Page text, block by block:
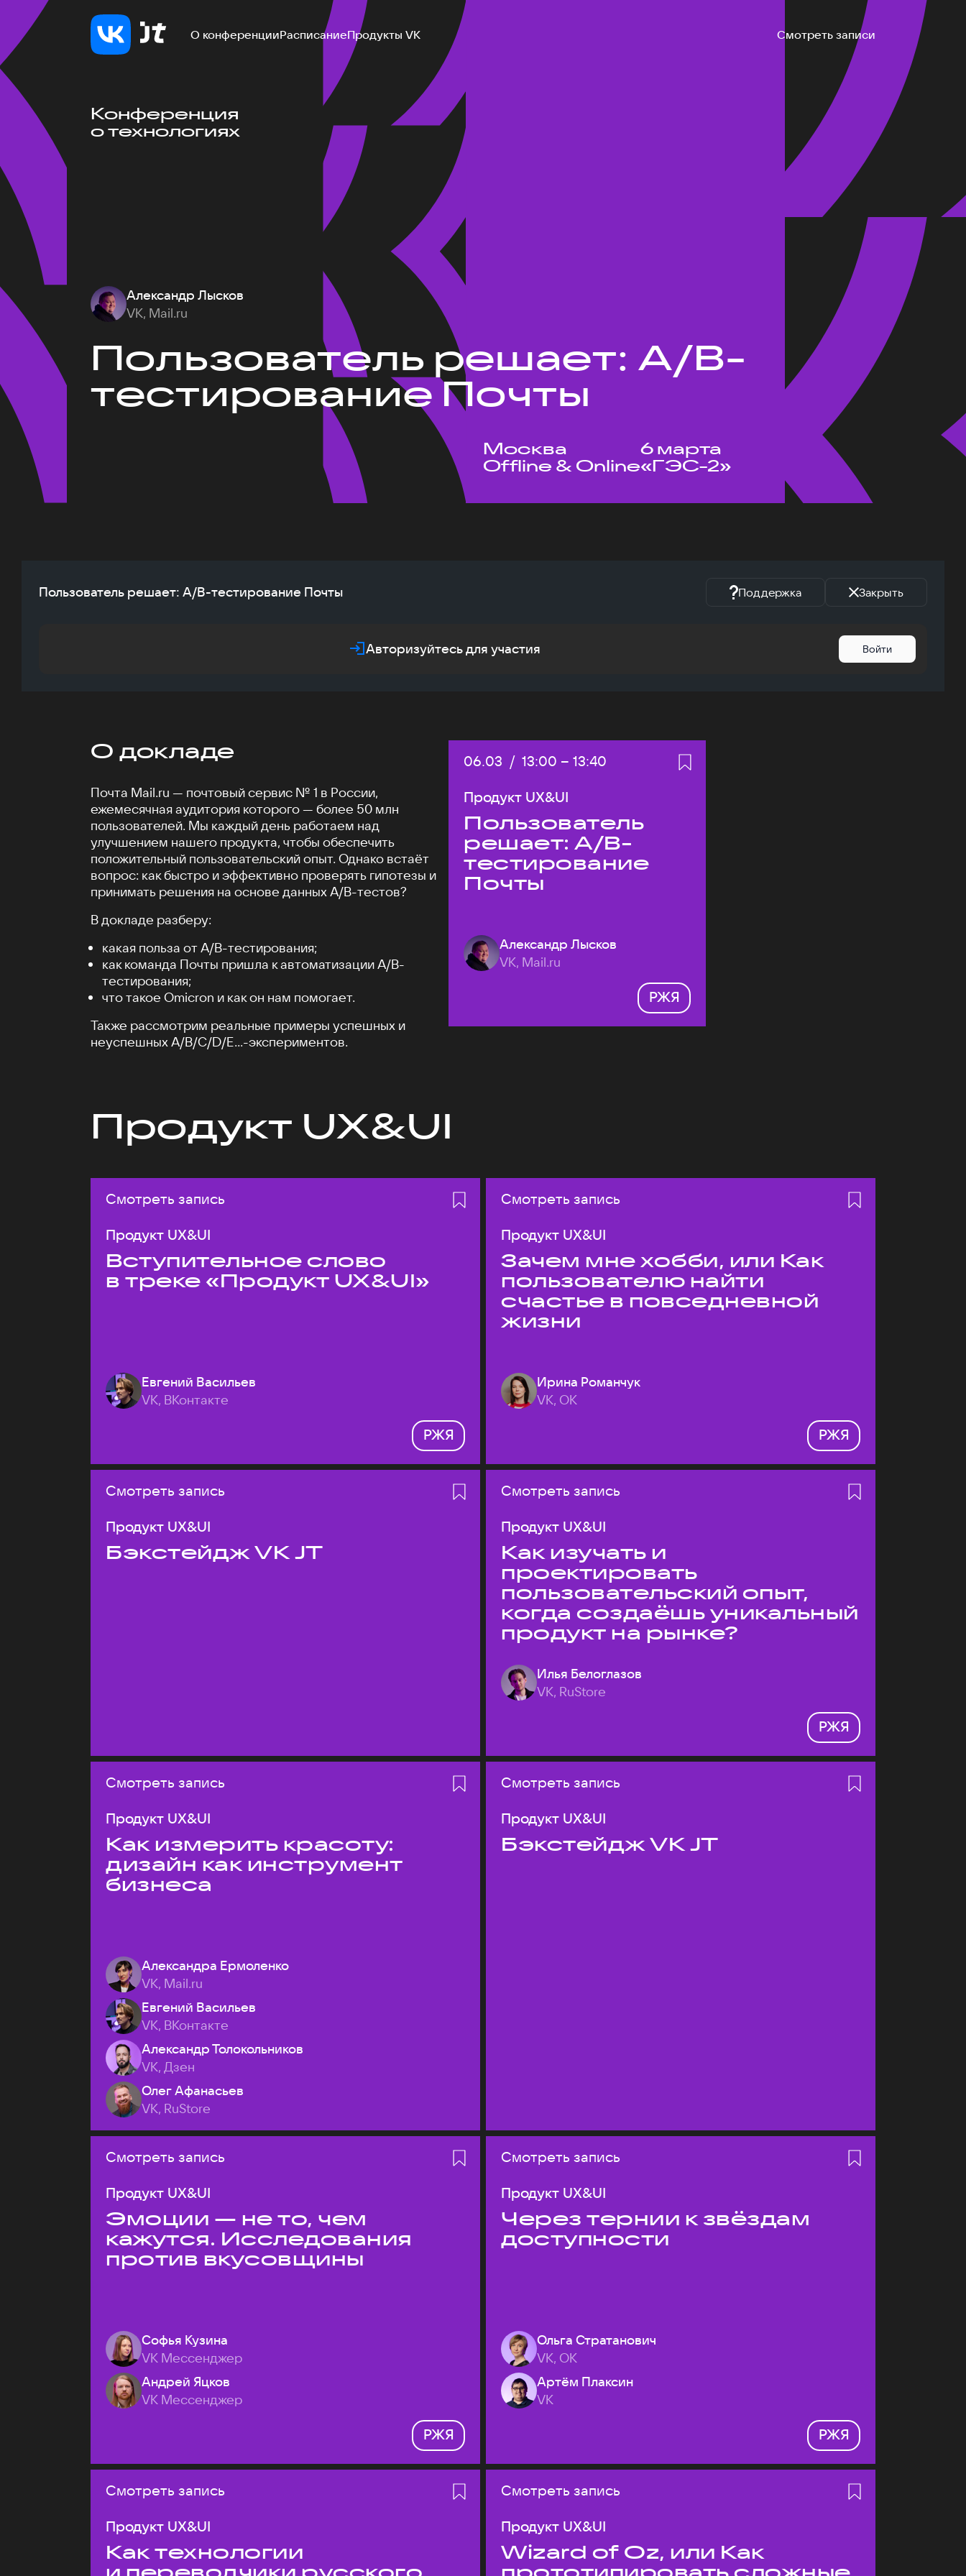
О конференцииРасписаниеПродукты VK Смотреть записи
Конференция
о технологиях
Александр Лысков
VK, Mail.ru
Пользователь решает: A/B-
тестирование Почты
Москва
Offline & Online
6 марта
«ГЭС-2»
Пользователь решает: A/B-тестирование Почты Поддержка Закрыть
Авторизуйтесь для участия Войти
О докладе
Почта Mail.ru — почтовый сервис № 1 в России,
ежемесячная аудитория которого — более 50 млн
пользователей. Мы каждый день работаем над
улучшением нашего продукта, чтобы обеспечить
положительный пользовательский опыт. Однако встаёт
вопрос: как быстро и эффективно проверять гипотезы и
принимать решения на основе данных A/B-тестов?
В докладе разберу:
какая польза от А/B-тестирования;
как команда Почты пришла к автоматизации A/B-
тестирования;
что такое Omicron и как он нам помогает.
Также рассмотрим реальные примеры успешных и
неуспешных A/B/C/D/E...-экспериментов.
Дата:
06.03 / Начало:
13:00 – Конец:
13:40
Продукт UX&UI
Пользователь
решает: A/B-
тестирование
Почты
Александр Лысков
VK, Mail.ru
РЖЯ
Продукт UX&UI
Смотреть запись
Продукт UX&UI
Вступительное слово
в треке «Продукт UX&UI»
Евгений Васильев
VK, ВКонтакте
РЖЯ
Смотреть запись
Продукт UX&UI
Зачем мне хобби, или Как
пользователю найти
счастье в повседневной
жизни
Ирина Романчук
VK, ОК
РЖЯ
Смотреть запись
Продукт UX&UI
Бэкстейдж VK JT
Смотреть запись
Продукт UX&UI
Как изучать и
проектировать
пользовательский опыт,
когда создаёшь уникальный
продукт на рынке?
Илья Белоглазов
VK, RuStore
РЖЯ
Смотреть запись
Продукт UX&UI
Как измерить красоту:
дизайн как инструмент
бизнеса
Александра Ермоленко
VK, Mail.ru
Евгений Васильев
VK, ВКонтакте
Александр Толокольников
VK, Дзен
Олег Афанасьев
VK, RuStore
Смотреть запись
Продукт UX&UI
Бэкстейдж VK JT
Смотреть запись
Продукт UX&UI
Эмоции — не то, чем
кажутся. Исследования
против вкусовщины
Софья Кузина
VK Мессенджер
Андрей Яцков
VK Мессенджер
РЖЯ
Смотреть запись
Продукт UX&UI
Через тернии к звёздам
доступности
Ольга Стратанович
VK, ОК
Артём Плаксин
VK
РЖЯ
Смотреть запись
Продукт UX&UI
Как технологии
Смотреть запись
Продукт UX&UI
Wizard of Oz, или Как